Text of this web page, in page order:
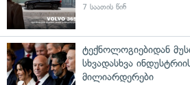
7 საათის წინ
ტექნოლოგიებიდან
სხვადასხვა
მილიარდერები